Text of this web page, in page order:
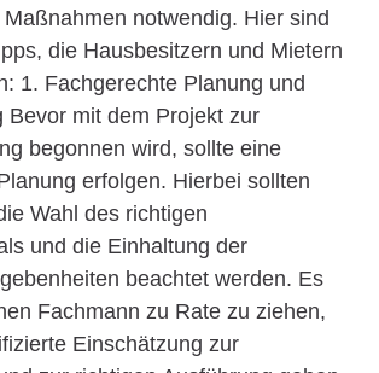
notwendig. Hier sind
die Hausbesitzern und Mietern
1. Fachgerechte Planung und
Bevor mit dem Projekt zur
begonnen wird, sollte eine
erfolgen. Hierbei sollten
Wahl des richtigen
und die Einhaltung der
beachtet werden. Es
Fachmann zu Rate zu ziehen,
Einschätzung zur